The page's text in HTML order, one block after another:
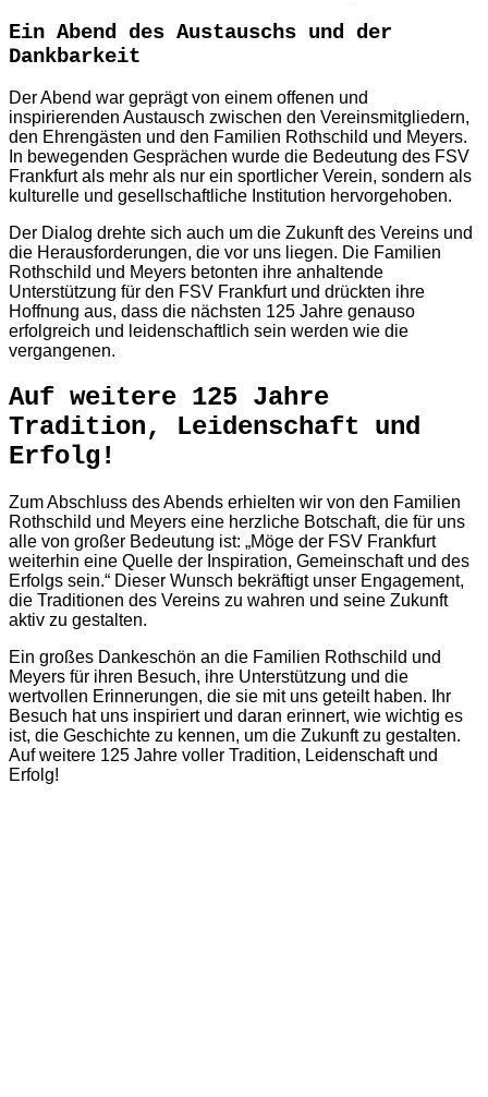
Ein Abend des Austauschs und der
Dankbarkeit
Der Abend war geprägt von einem offenen und
inspirierenden Austausch zwischen den Vereinsmitgliedern,
den Ehrengästen und den Familien Rothschild und Meyers.
In bewegenden Gesprächen wurde die Bedeutung des FSV
Frankfurt als mehr als nur ein sportlicher Verein, sondern als
kulturelle und gesellschaftliche Institution hervorgehoben.
Der Dialog drehte sich auch um die Zukunft des Vereins und
die Herausforderungen, die vor uns liegen. Die Familien
Rothschild und Meyers betonten ihre anhaltende
Unterstützung für den FSV Frankfurt und drückten ihre
Hoffnung aus, dass die nächsten 125 Jahre genauso
erfolgreich und leidenschaftlich sein werden wie die
vergangenen.
Auf weitere 125 Jahre
Tradition, Leidenschaft und
Erfolg!
Zum Abschluss des Abends erhielten wir von den Familien
Rothschild und Meyers eine herzliche Botschaft, die für uns
alle von großer Bedeutung ist: „Möge der FSV Frankfurt
weiterhin eine Quelle der Inspiration, Gemeinschaft und des
Erfolgs sein.“ Dieser Wunsch bekräftigt unser Engagement,
die Traditionen des Vereins zu wahren und seine Zukunft
aktiv zu gestalten.
Ein großes Dankeschön an die Familien Rothschild und
Meyers für ihren Besuch, ihre Unterstützung und die
wertvollen Erinnerungen, die sie mit uns geteilt haben. Ihr
Besuch hat uns inspiriert und daran erinnert, wie wichtig es
ist, die Geschichte zu kennen, um die Zukunft zu gestalten.
Auf weitere 125 Jahre voller Tradition, Leidenschaft und
Erfolg!